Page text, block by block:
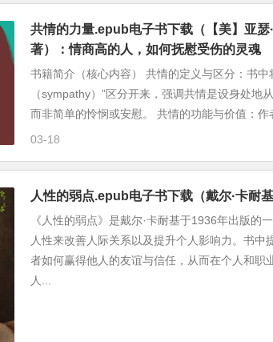
共情的力量.epub电子书下载（【美】亚瑟
著）：情商高的人，如何抚慰受伤的灵魂
书籍简介（核心内容） 共情的定义与区分：书中
（sympathy）”区分开来，强调共情是设身处地
而非简单的怜悯或安慰。 共情的功能与价值：作
03-18
人性的弱点.epub电子书下载（戴尔·卡耐
《人性的弱点》是戴尔·卡耐基于1936年出版的
人性来改善人际关系以及提升个人影响力。书
者如何赢得他人的友谊与信任，从而在个人和职
人...